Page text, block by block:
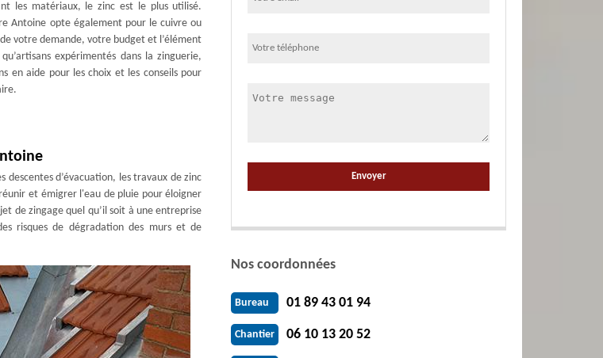
les matériaux, le zinc est le plus utilisé.
Antoine opte également pour le cuivre ou
votre demande, votre budget et l’élément
expérimentés dans la zinguerie,
en aide pour les choix et les conseils pour
d’évacuation, les travaux de zinc
et émigrer l'eau de pluie pour éloigner
de zingage quel qu’il soit à une entreprise
risques de dégradation des murs et de
Nos coordonnées
Bureau 01 89 43 01 94
Chantier 06 10 13 20 52